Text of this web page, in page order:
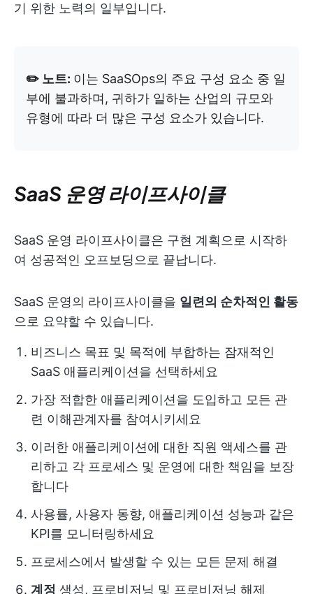
기 위한 노력의 일부입니다.
✏️ 노트: 이는 SaaSOps의 주요 구성 요소 중 일
부에 불과하며, 귀하가 일하는 산업의 규모와
유형에 따라 더 많은 구성 요소가 있습니다.
SaaS 운영 라이프사이클
SaaS 운영 라이프사이클은 구현 계획으로 시작하
여 성공적인 오프보딩으로 끝납니다.
SaaS 운영의 라이프사이클을 일련의 순차적인 활동
으로 요약할 수 있습니다.
비즈니스 목표 및 목적에 부합하는 잠재적인
SaaS 애플리케이션을 선택하세요
가장 적합한 애플리케이션을 도입하고 모든 관
련 이해관계자를 참여시키세요
이러한 애플리케이션에 대한 직원 액세스를 관
리하고 각 프로세스 및 운영에 대한 책임을 보장
합니다
사용률, 사용자 동향, 애플리케이션 성능과 같은
KPI를 모니터링하세요
프로세스에서 발생할 수 있는 모든 문제 해결
계정 생성, 프로비저닝 및 프로비저닝 해제